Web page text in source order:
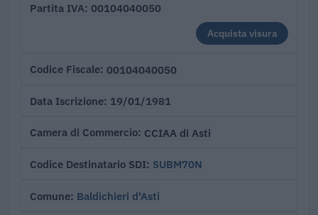
Partita IVA 00104040050
Acquista visura
Codice Fiscale 00104040050
Data Iscrizione 19/01/1981
Camera di Commercio CCIAA di Asti
Codice Destinatario SDI SUBM70N
Comune Baldichieri d'Asti